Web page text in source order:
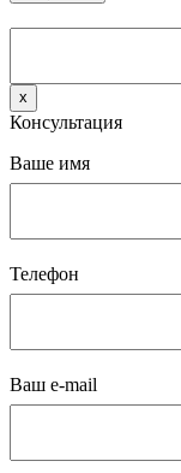
x
Консультация
Ваше имя
Телефон
Ваш e-mail